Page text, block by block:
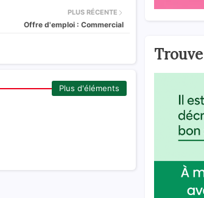
PLUS RÉCENTE
Offre d'emploi : Commercial
Plus d'éléments